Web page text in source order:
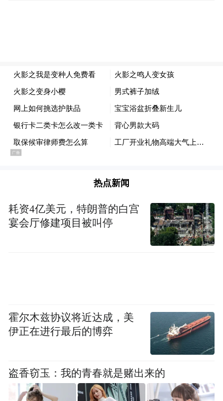
是这两种文明力量交融的最前沿。长城，曾
经的抵御游牧民族的立体藩篱，从海边一路
蜿蜒向西，在这里，它第一次与农耕文明的
哺育者黄河紧密牵手。两种文明在此相逢，
让地处农之北、牧之南的呼和浩特负担起巨
热点新闻
耗资4亿美元，特朗普的白宫
宴会厅修建项目被叫停
霍尔木兹协议将近达成，美
伊正在进行最后的博弈
盗香窃玉：我的青春就是赌出来的